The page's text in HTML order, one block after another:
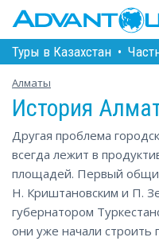
Туры в Казахстан •
Алматы
История
Другая проблема
всегда лежит в
площадей. Первый
Н. Криштановским и П.
губернатором
они уже начали строить